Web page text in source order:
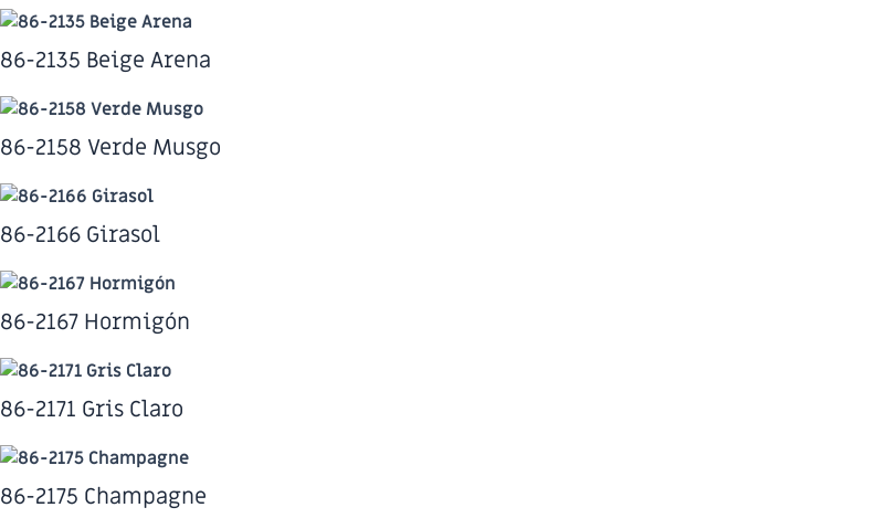
86-2135 Beige Arena
86-2158 Verde Musgo
86-2166 Girasol
86-2167 Hormigón
86-2171 Gris Claro
86-2175 Champagne